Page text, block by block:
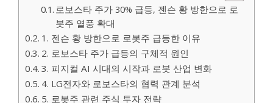
로보스타 주가 30% 급등, 젠슨 황 방한으로 로
봇주 열풍 확대
1. 젠슨 황 방한으로 로봇주 급등한 이유
2. 로보스타 주가 급등의 구체적 원인
3. 피지컬 AI 시대의 시작과 로봇 산업 변화
4. LG전자와 로보스타의 협력 관계 분석
5. 로봇주 관련 주식 투자 전략